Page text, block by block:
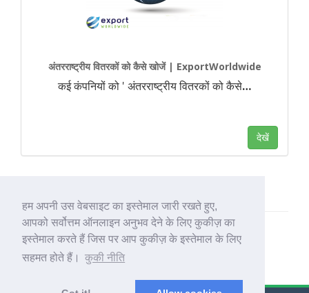
हम अपनी उस वेबसाइट का इस्तेमाल जारी रखते हुए,
आपको सर्वोत्तम ऑनलाइन अनुभव देने के लिए कुकीज़ का
इस्तेमाल करते हैं जिस पर आप कुकीज़ के इस्तेमाल के लिए
सहमत होते हैं।
कुकी नीति
अंतरराष्ट्रीय वितरकों को कैसे खोजें | ExportWorldwide
कई कंपनियों को ' अंतरराष्ट्रीय वितरकों को कैसे…
देखें